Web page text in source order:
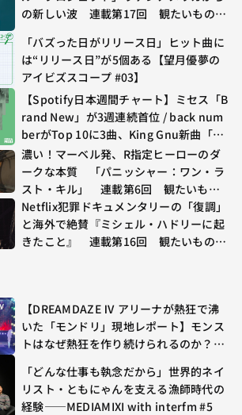
の新しい波 連載第17回 観たいものが
「バズった日がリリース日」ヒット曲に
は“リリース日”が5個ある【望月優夢の
アイビズスコープ #03】
【Spotify日本週間チャート】ミセス「B
rand New」が3週連続首位 / back num
berがTop 10に3曲、King Gnu新曲「G
O GHOST」が初登場〜集計期間：2026
年7/24〜7/30
濃い！マーベル発、R指定ヒーローのダ
ークな本質 「パニッシャー：ワン・ラ
スト・キル」 連載第6回 観たいもの
が多すぎる～稲垣貴俊の配信時評
Netflix犯罪ドキュメンタリーの「復調」
と海外で絶賛『ミシェル・ハドリーに起
きたこと』 連載第16回 観たいものが
【DREAMDAZE Ⅳ アリーナが熱狂で沸
いた「モンドリ」現地レポート】モンス
トはなぜ熱狂を作り続けられるのか？コ
や、兎田ぺこら、壱百満天原サロメらも
集結
「どんな仕事も執念だから」世界的ネイ
リスト・ともにゃんを支える漁師時代の
経験——MEDIAMIXI with interfm #5